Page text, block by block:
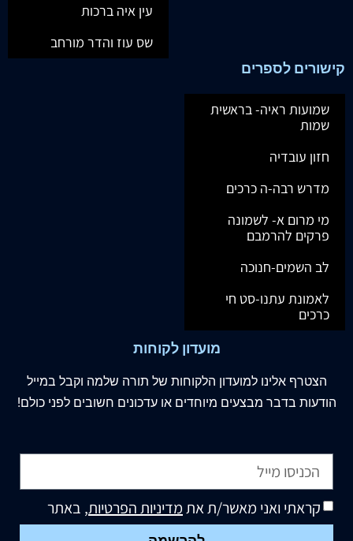
עין איה ברכות
שס עוז והדר מורחב
קישורים לספרים
שמועות ראיה- בראשית
שמות
חזון עובדיה
מדרש רבה-ה כרכים
מי מרום א- לשמונה
פרקים להרמבם
לב השמים-חנוכה
לאמונת עתנו-סט חי
כרכים
מועדון לקוחות
הצטרף אלינו למועדון הלקוחות של תורה שלמה וקבל במייל
הודעות בדבר מבצעים מיוחדים או עדכונים חשובים לפני כולם!
קראתי ואני מאשר/ת אתמדיניות הפרטיות, באתר